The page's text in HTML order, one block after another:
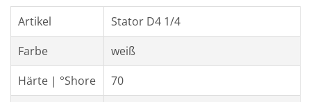
Artikel
Stator D4 1/4
Farbe
weiß
Härte | °Shore
70